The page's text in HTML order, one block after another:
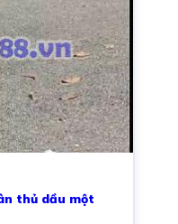
thủ dầu một